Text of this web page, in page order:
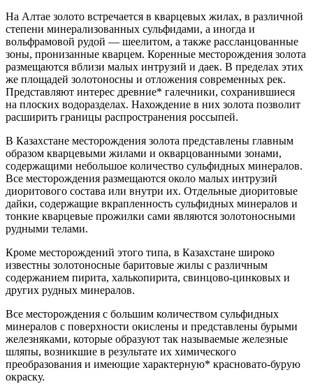
На Алтае золото встречается в кварцевых жилах, в различной
степени минерализованных сульфидами, а иногда и
вольфрамовой рудой — шеелитом, а также рассланцованные
зоны, пронизанные кварцем. Коренные месторождения золота
размещаются вблизи малых интрузий и даек. В пределах этих
же площадей золотоносны и отложения современных рек.
Представляют интерес древние* галечники, сохранившиеся
на плоских водоразделах. Нахождение в них золота позволит
расширить границы распространения россыпей.
В Казахстане месторождения золота представлены главным
образом кварцевыми жилами и окварцованными зонами,
содержащими небольшое количество сульфидных минералов.
Все месторождения размещаются около малых интрузий
диоритового состава или внутри их. Отдельные диоритовые
дайки, содержащие вкрапленность сульфидных минералов и
тонкие кварцевые прожилки сами являются золотоносными
рудными телами.
Кроме месторождений этого типа, в Казахстане широко
известны золотоносные баритовые жилы с различным
содержанием пирита, халькопирита, свинцово-цинковых и
других рудных минералов.
Все месторождения с большим количеством сульфидных
минералов с поверхности окислены и представлены бурыми
железняками, которые образуют так называемые железные
шляпы, возникшие в результате их химического
преобразования и имеющие характерную* красновато-бурую
окраску.